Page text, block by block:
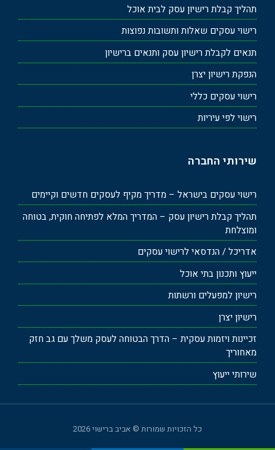
תהליך קבלת רישיון עסק לבית אוכל
רישוי עסקים שאלות ותשובות נפוצות
תנאים לקבלת רישיון עסק ותנאים ברישיון
הנפקת רישיון יצרן
רישוי עסקים כללי
רישוי לפי עיריות
שירותי החברה
רישוי עסקים בישראל – מדריך מקיף לעסקים חדשים וקיימים
תהליך קבלת רישיון עסק – המדריך המלא לפתיחה חוקית, בטוחה
ומוצלחת
אדריכל / הנדסאי לרישוי עסקים
ייעוץ ותכנון בתי אוכל
רישיון למפעלים ורשתות
רישיון יצרן
זכיינות ויזמות עסקית – הדרך הבטוחה לעסק משלך עם גב חזק
מאחוריך
שירותי ייעוץ
כל הזכויות שמורות © אביב ברישוי 2026